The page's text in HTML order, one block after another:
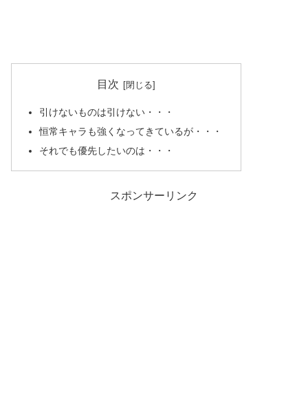
目次
引けないものは引けない・・・
恒常キャラも強くなってきているが・・・
それでも優先したいのは・・・
スポンサーリンク